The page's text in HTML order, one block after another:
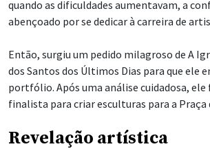
quando as dificuldades aumentavam, a
abençoado por se dedicar à carreira de
Então, surgiu um pedido milagroso de A
dos Santos dos Últimos Dias para que ele
portfólio. Após uma análise cuidadosa,
finalista para criar esculturas para a Praça
Revelação artística